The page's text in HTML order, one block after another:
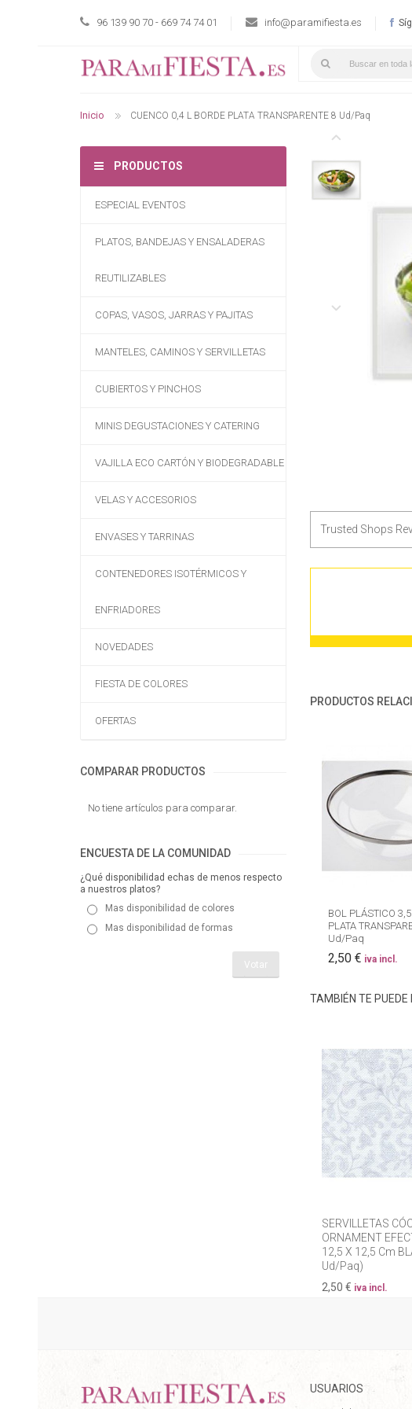
96 139 90 70 - 669 74 74 01 info@paramifiesta.es
Inicio CUENCO 0,4 L BORDE PLATA TRANSPARENTE 8 Ud/Paq
PRODUCTOS
ESPECIAL EVENTOS
PLATOS, BANDEJAS Y ENSALADERAS
REUTILIZABLES
COPAS, VASOS, JARRAS Y PAJITAS
MANTELES, CAMINOS Y SERVILLETAS
CUBIERTOS Y PINCHOS
MINIS DEGUSTACIONES Y CATERING
VAJILLA ECO CARTÓN Y BIODEGRADABLE
VELAS Y ACCESORIOS
ENVASES Y TARRINAS
CONTENEDORES ISOTÉRMICOS Y
ENFRIADORES
NOVEDADES
FIESTA DE COLORES
OFERTAS
COMPARAR PRODUCTOS
No tiene artículos para comparar.
ENCUESTA DE LA COMUNIDAD
¿Qué disponibilidad echas de menos respecto
a nuestros platos?
Mas disponibilidad de colores
Mas disponibilidad de formas
Votar
Trusted Shops
PRODUCTOS
BOL PLÁSTICO
PLATA
Ud/Paq
2,50 € iva incl.
TAMBIÉN TE PUEDE
SERVILLETAS
ORNAMENT
12,5 X 12,5 Cm
Ud/Paq)
2,50 € iva incl.
USUARIOS